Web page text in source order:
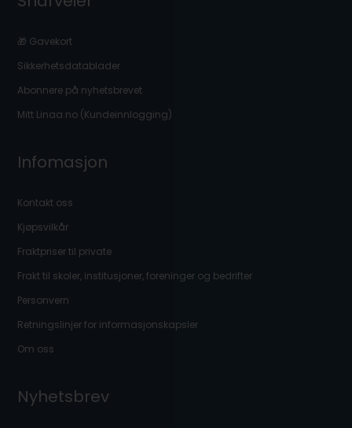
🎁 Gavekort
Sikkerhetsdatablader
Abonnere på nyhetsbrevet
Mitt Linaa.no (Kundeinnlogging)
Infomasjon
Kontakt oss
Kjøpsvilkår
Fraktpriser til private
Frakt til skoler, institusjoner, foreninger og bedrifter
Personvern
Retningslinjer for informasjonskapsler
Om oss
Nyhetsbrev